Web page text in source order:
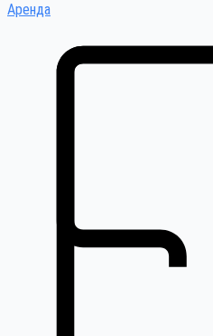
Аренда